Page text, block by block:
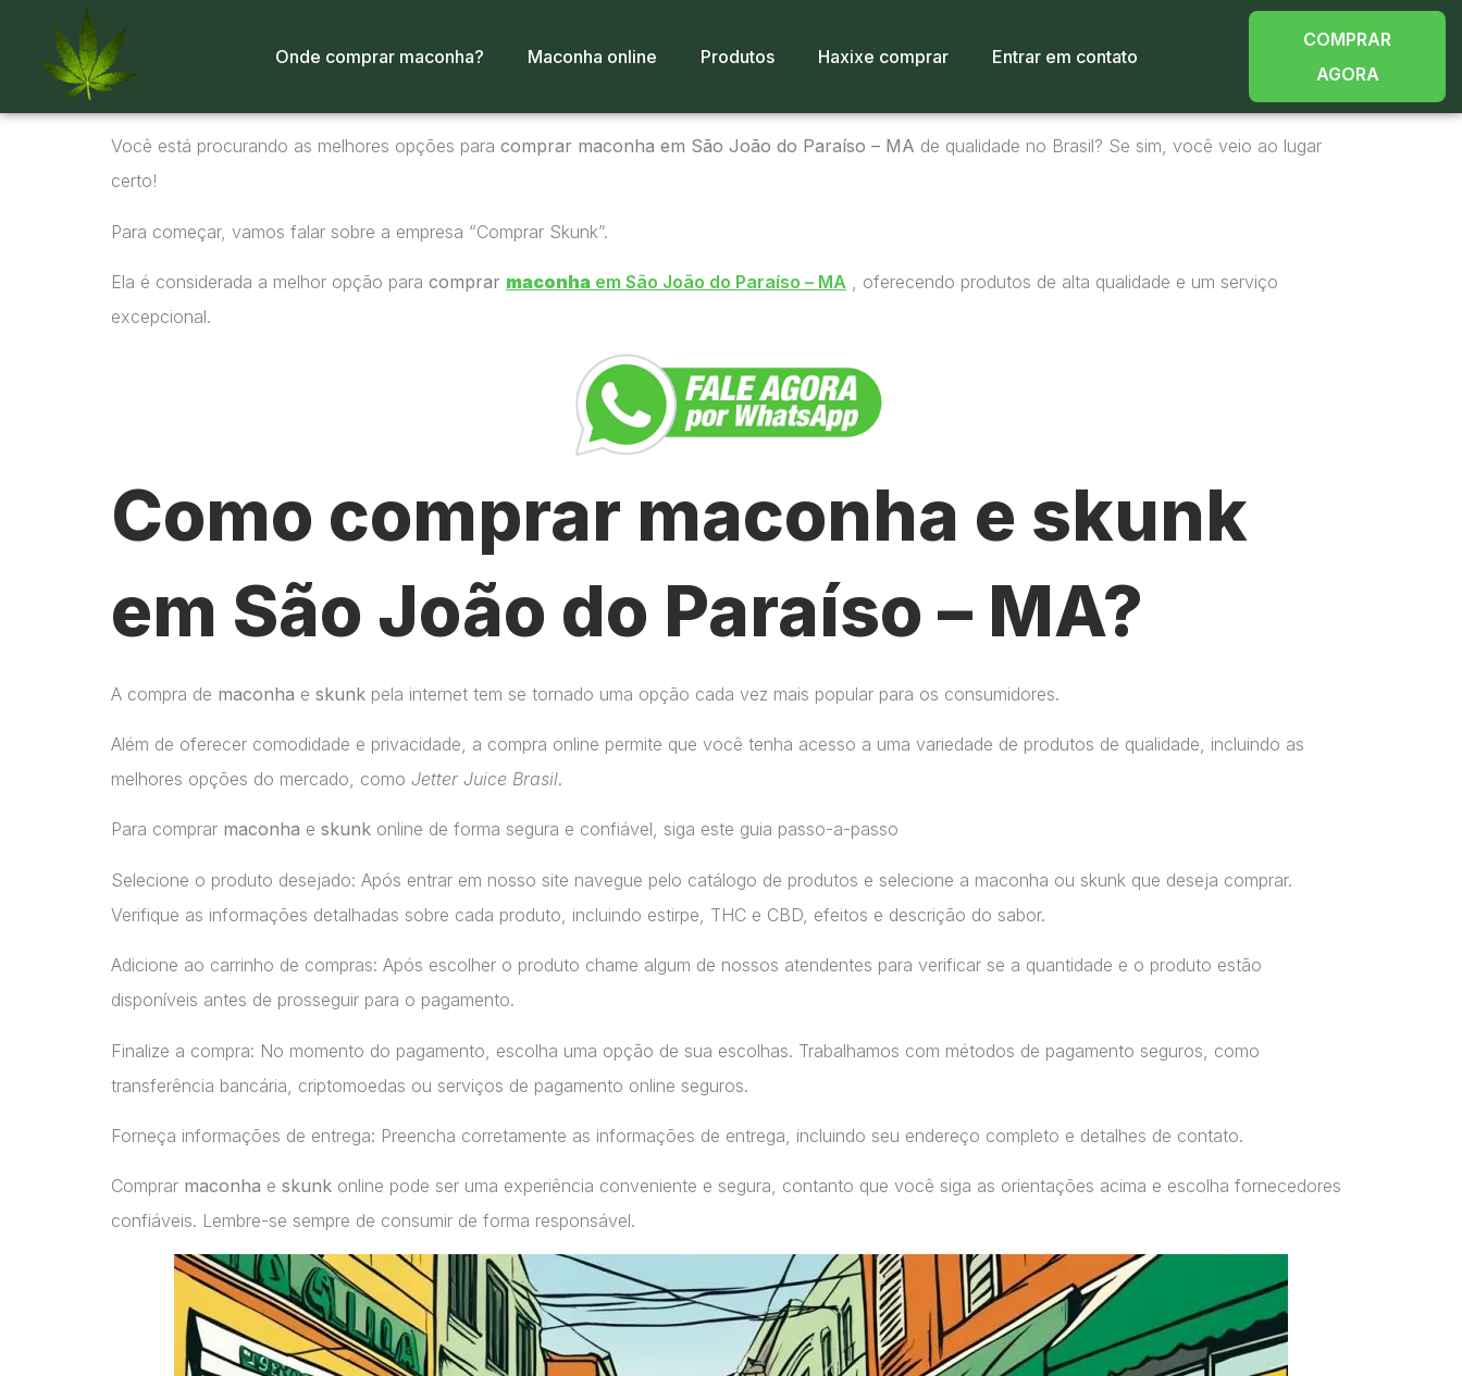
Onde comprar maconha? Maconha online Produtos Haxixe comprar Entrar em contato
COMPRAR
AGORA
Você está procurando as melhores opções para comprar maconha em São João do Paraíso – MA de qualidade no Brasil? Se sim, você veio ao lugar
certo!
Para começar, vamos falar sobre a empresa “Comprar Skunk”.
Ela é considerada a melhor opção para comprar maconha em São João do Paraíso – MA , oferecendo produtos de alta qualidade e um serviço
excepcional.
Como comprar maconha e skunk
em São João do Paraíso – MA?
A compra de maconha e skunk pela internet tem se tornado uma opção cada vez mais popular para os consumidores.
Além de oferecer comodidade e privacidade, a compra online permite que você tenha acesso a uma variedade de produtos de qualidade, incluindo as
melhores opções do mercado, como Jetter Juice Brasil.
Para comprar maconha e skunk online de forma segura e confiável, siga este guia passo-a-passo
Selecione o produto desejado: Após entrar em nosso site navegue pelo catálogo de produtos e selecione a maconha ou skunk que deseja comprar.
Verifique as informações detalhadas sobre cada produto, incluindo estirpe, THC e CBD, efeitos e descrição do sabor.
Adicione ao carrinho de compras: Após escolher o produto chame algum de nossos atendentes para verificar se a quantidade e o produto estão
disponíveis antes de prosseguir para o pagamento.
Finalize a compra: No momento do pagamento, escolha uma opção de sua escolhas. Trabalhamos com métodos de pagamento seguros, como
transferência bancária, criptomoedas ou serviços de pagamento online seguros.
Forneça informações de entrega: Preencha corretamente as informações de entrega, incluindo seu endereço completo e detalhes de contato.
Comprar maconha e skunk online pode ser uma experiência conveniente e segura, contanto que você siga as orientações acima e escolha fornecedores
confiáveis. Lembre-se sempre de consumir de forma responsável.